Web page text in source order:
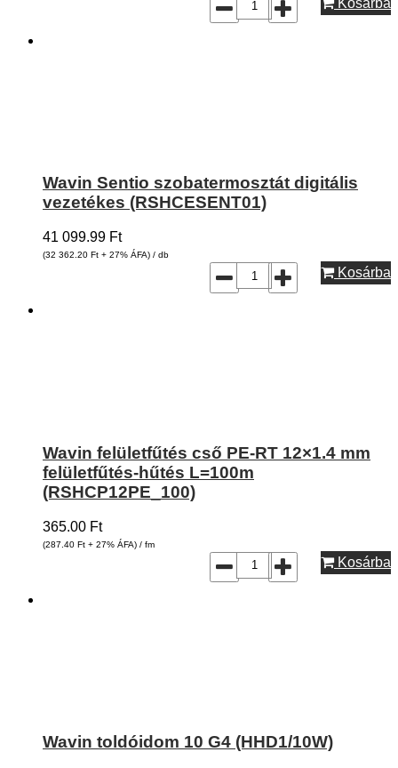
Wavin Sentio szobatermosztát digitális
vezetékes (RSHCESENT01)
41 099.99 Ft
(32 362.20 Ft + 27% ÁFA) / db
Kosárba
Wavin felületfűtés cső PE-RT 12×1.4 mm
felületfűtés-hűtés L=100m
(RSHCP12PE_100)
365.00 Ft
(287.40 Ft + 27% ÁFA) / fm
Kosárba
Wavin toldóidom 10 G4 (HHD1/10W)